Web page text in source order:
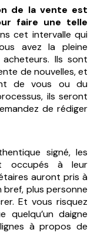
de la vente est
faire une telle
cet intervalle qui
avez la pleine
Ils sont
de nouvelles, et
de vous ou du
ils seront
de rédiger
signé, les
occupés à leur
auront pris à
plus personne
Et vous risquez
quelqu’un daigne
à propos de